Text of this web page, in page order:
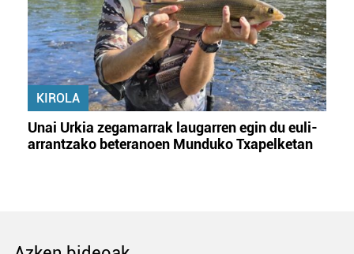
KIROLA
Unai Urkia zegamarrak laugarren egin du euli-
arrantzako beteranoen Munduko Txapelketan